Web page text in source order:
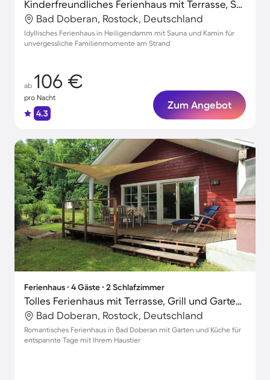
Kinderfreundliches Ferienhaus mit Terrasse, Sauna und Grill | Gartenblick
Bad Doberan, Rostock, Deutschland
Idyllisches Ferienhaus in Heiligendamm mit Sauna und Kamin für
unvergessliche Familienmomente am Strand
ab 106 €
pro Nacht
4.3
Zum Angebot
Ferienhaus ∙ 4 Gäste ∙ 2 Schlafzimmer
Tolles Ferienhaus mit Terrasse, Grill und Garten | Haustiere erlaubt
Bad Doberan, Rostock, Deutschland
Romantisches Ferienhaus in Bad Doberan mit Garten und Küche für
entspannte Tage mit Ihrem Haustier